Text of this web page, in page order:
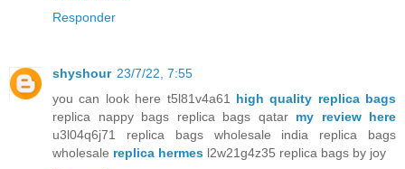
Responder
shyshour 23/7/22, 7:55
you can look here t5l81v4a61 high quality replica bags
replica nappy bags replica bags qatar my review here
u3l04q6j71 replica bags wholesale india replica bags
wholesale replica hermes l2w21g4z35 replica bags by joy